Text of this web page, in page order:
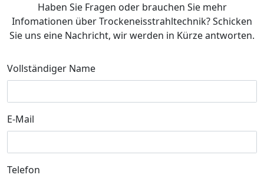
Haben Sie Fragen oder brauchen Sie mehr
Infomationen über Trockeneisstrahltechnik? Schicken
Sie uns eine Nachricht, wir werden in Kürze antworten.
Vollständiger Name
E-Mail
Telefon